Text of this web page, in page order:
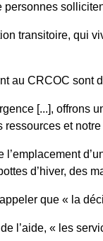
transitoire, qui
au CRCOC
[...], offrons
et
d’hiver, des
que « la
l’aide, « les